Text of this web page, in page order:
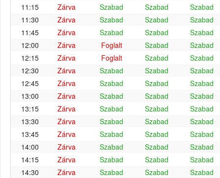
11:15
Zárva Szabad Szabad
Szabad
11:30
Zárva Szabad Szabad
Szabad
11:45
Zárva Szabad Szabad
Szabad
12:00
Zárva Foglalt Szabad
Szabad
12:15
Zárva Foglalt Szabad
Szabad
12:30
Zárva Szabad Szabad
Szabad
12:45
Zárva Szabad Szabad
Szabad
13:00
Zárva Szabad Szabad
Szabad
13:15
Zárva Szabad Szabad
Szabad
13:30
Zárva Szabad Szabad
Szabad
13:45
Zárva Szabad Szabad
Szabad
14:00
Zárva Szabad Szabad
Szabad
14:15
Zárva Szabad Szabad
Szabad
14:30
Zárva Szabad Szabad
Szabad